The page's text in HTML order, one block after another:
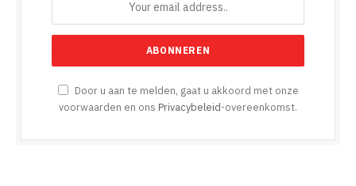
Door u aan te melden, gaat u akkoord met onze
voorwaarden en ons Privacybeleid-overeenkomst.